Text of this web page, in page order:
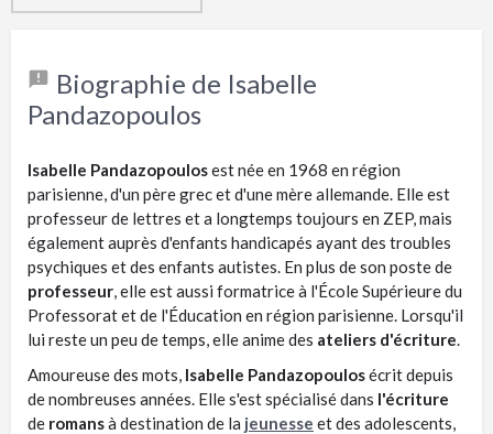
Biographie de Isabelle
Pandazopoulos
Isabelle Pandazopoulosest née en 1968 en région
parisienne, d'un père grec et d'une mère allemande. Elle est
professeur de lettres et a longtemps toujours en ZEP, mais
également auprès d'enfants handicapés ayant des troubles
psychiques et des enfants autistes. En plus de son poste de
professeur , elle est aussi formatrice à l'École Supérieure du
Professorat et de l'Éducation en région parisienne. Lorsqu'il
lui reste un peu de temps, elle anime des ateliers d'écriture
Amoureuse des mots, Isabelle Pandazopoulosécrit depuis
de nombreuses années. Elle s'est spécialisé dans l'écriture
de romansà destination de la jeunesse et des adolescents,